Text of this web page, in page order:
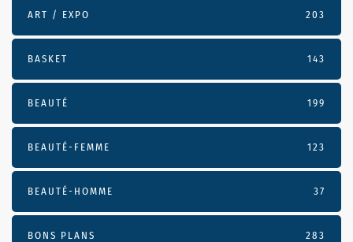
ART / EXPO 203
BASKET 143
BEAUTÉ 199
BEAUTÉ-FEMME 123
BEAUTÉ-HOMME 37
BONS PLANS 283